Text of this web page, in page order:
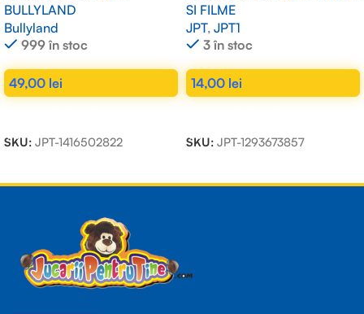
BULLYLAND
Bullyland
999 în stoc
49,00 lei
SKU: JPT-1416502822
SI FILME
JPT, JPT1
3 în stoc
14,00 lei
SKU: JPT-1293673857